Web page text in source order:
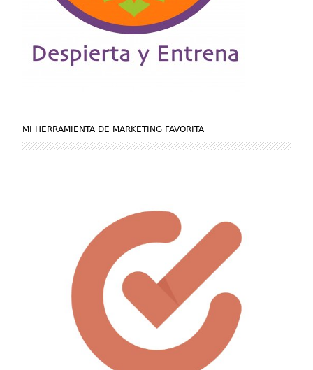
MI HERRAMIENTA DE MARKETING FAVORITA